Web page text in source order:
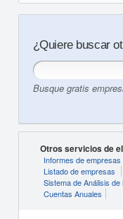
¿Quiere buscar
Busque gratis
Otros servicios de
Informes de empresas
Listado de empresas
Sistema de Análisis
Cuentas Anuales